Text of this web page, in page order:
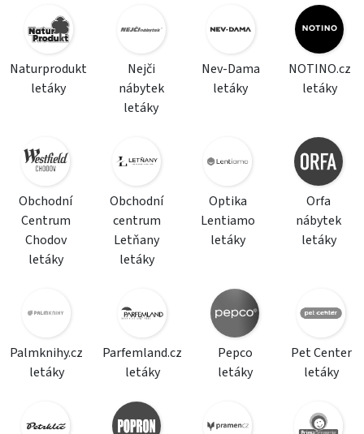
Naturprodukt
letáky
Nejči
nábytek
letáky
Nev-Dama
letáky
NOTINO.cz
letáky
Obchodní
Centrum
Chodov
letáky
Obchodní
centrum
Letňany
letáky
Optika
Lentiamo
letáky
Orfa
nábytek
letáky
Palmknihy.cz
letáky
Parfemland.cz
letáky
Pepco
letáky
Pet Center
letáky